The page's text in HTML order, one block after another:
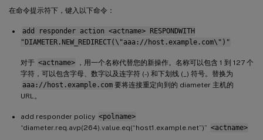
在命令提示符下，键入以下命令：
add responder action <actname> RESPONDWITH
"DIAMETER.NEW_REDIRECT(\"aaa://host.example.com\")"
对于 <actname> ，用一个名称代替您的新操作。名称可以包含 1 到 127 个
字符，可以包含字母、数字以及连字符 (-) 和下划线 (_) 符号。替换为
aaa://host.example.com 要将连接重定向到的 diameter 主机的
URL。
add responder policy <polname>
“diameter.req.avp(264).value.eq(“host1.example.net”)” <actname>